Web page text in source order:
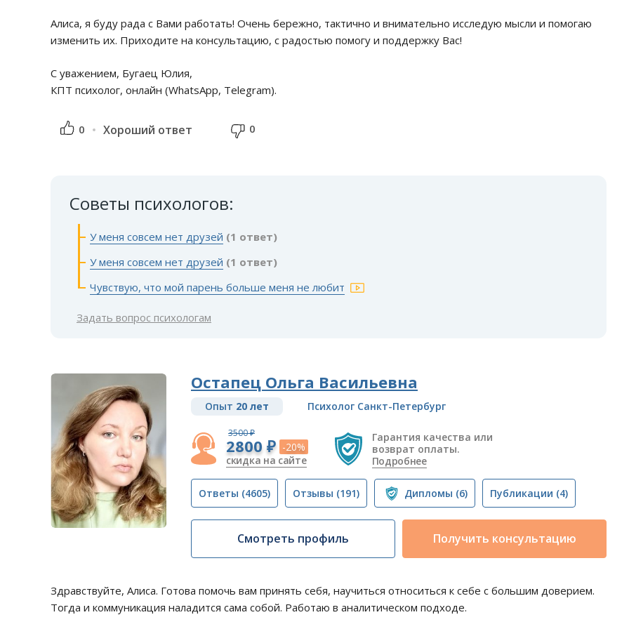
Алиса, я буду рада с Вами работать! Очень бережно, тактично и внимательно исследую мысли и помогаю
изменить их. Приходите на консультацию, с радостью помогу и поддержку Вас!
С уважением, Бугаец Юлия,
КПТ психолог, онлайн (WhatsApp, Telegram).
0 Хороший ответ 0
Советы психологов:
У меня совсем нет друзей (1 ответ)
У меня совсем нет друзей (1 ответ)
Чувствую, что мой парень больше меня не любит
Задать вопрос психологам
Остапец Ольга Васильевна
Опыт 20 лет Психолог Санкт-Петербург
3500 ₽
2800 ₽ -20%
скидка на сайте
Гарантия качества или
возврат оплаты.
Подробнее
Ответы (4605) Отзывы (191) Дипломы (6) Публикации (4)
Смотреть профиль Получить консультацию
Здравствуйте, Алиса. Готова помочь вам принять себя, научиться относиться к себе с большим доверием.
Тогда и коммуникация наладится сама собой. Работаю в аналитическом подходе.